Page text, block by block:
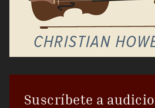
Suscríbete a